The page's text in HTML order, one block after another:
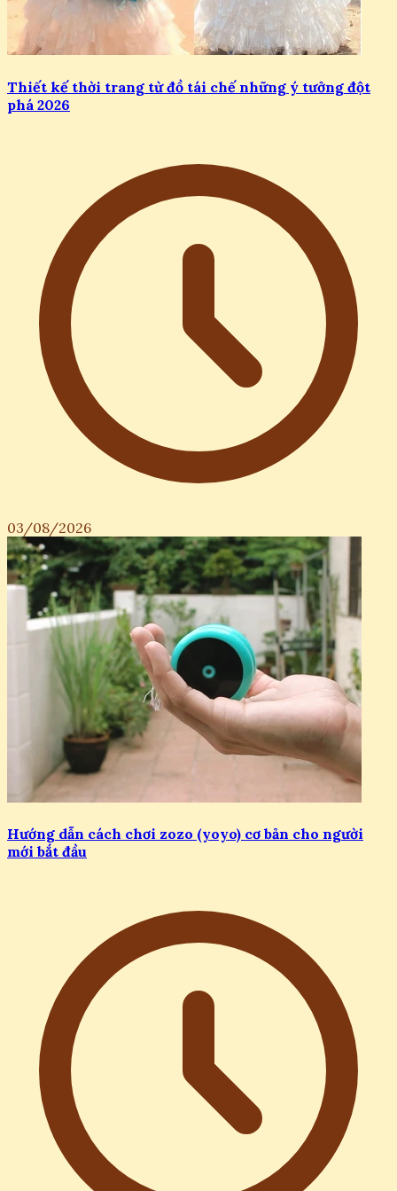
Thiết kế thời trang từ đồ tái chế những ý tưởng đột
phá 2026
03/08/2026
Hướng dẫn cách chơi zozo (yoyo) cơ bản cho người
mới bắt đầu